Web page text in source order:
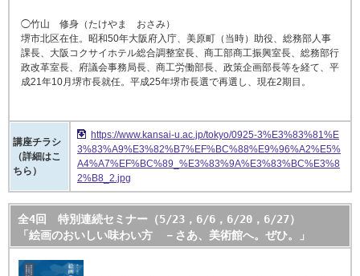
◯竹山 修身（たけやま おさみ）
堺市北区在住。昭和50年大阪府入庁、美原町（当時）助役、総務部人事
課長、大阪コクサイホテル総合調整室長、商工部商工振興室長、総務部行
政改革室長、府議会事務局長、商工労働部長、政策企画部長等を経て、平
成21年10月堺市長就任。平成25年堺市長選で再選し、現在2期目。
講座チラシ
（詳細はこ
ちら）
https://www.kansai-u.ac.jp/tokyo/0925-3%E3%83%81%E
3%83%A9%E3%82%B7%EF%BC%88%E9%96%A2%E5%
A4%A7%EF%BC%89_%E3%83%9A%E3%83%BC%E3%8
2%B8_2.jpg
全4回 特別連続セミナー（5/23，6/6，6/20，6/27）
「絵画のおいしい味わい方 －さあ、美術館へ。ぜひ。」